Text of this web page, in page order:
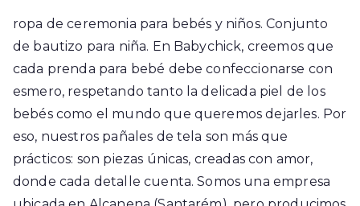
de
ceremonia
para
bebés
ropa de ceremonia para bebés y niños. Conjunto
de bautizo para niña. En Babychick, creemos que
cada prenda para bebé debe confeccionarse con
esmero, respetando tanto la delicada piel de los
bebés como el mundo que queremos dejarles. Por
eso, nuestros pañales de tela son más que
prácticos: son piezas únicas, creadas con amor,
donde cada detalle cuenta. Somos una empresa